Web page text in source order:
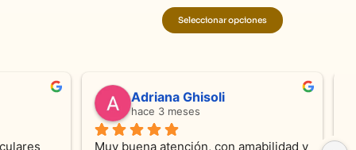
Seleccionar opciones
KV
valentina silva
hace 5 meses
Muy linda atención, me encanta!!!Es la